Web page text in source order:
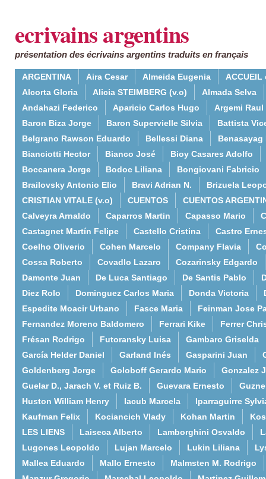
ecrivains argentins
présentation des écrivains argentins traduits en français
ARGENTINA Aira Cesar Almeida Eugenia
ACCUEIL
Alcorta Gloria
Alicia STEIMBERG (v.o)
Almada Selva
Andahazi Federico
Aparicio Carlos Hugo
Argemi Raul
Baron Biza Jorge
Baron Supervielle Silvia
Battista
Belgrano Rawson Eduardo
Bellessi Diana
Benasayag
Bianciotti Hector
Bianco José
Bioy Casares Adolfo
Boccanera Jorge
Bodoc Liliana
Bongiovani Fabricio
Brailovsky Antonio Elio
Bravi Adrian N.
Brizuela
CRISTIAN VITALE (v.o)
CUENTOS
CUENTOS
Calveyra Arnaldo
Caparros Martin Capasso Mario
Castagnet Martín Felipe
Castello Cristina
Castro
Coelho Oliverio
Cohen Marcelo Company Flavia
Cossa Roberto
Covadlo Lazaro
Cozarinsky Edgardo
Damonte Juan
De Luca Santiago De Santis Pablo
Diez Rolo
Dominguez Carlos Maria Donda Victoria
Espedite Moacir Urbano
Fasce Maria
Feinman Jose
Fernandez Moreno Baldomero
Ferrari Kike
Ferrer
Frésan Rodrigo
Futoransky Luisa
Gambaro Griselda
García Helder Daniel
Garland Inés Gasparini Juan
Goldenberg Jorge
Goloboff Gerardo Mario
Gonzalez
Guelar D., Jarach V. et Ruiz B.
Guevara Ernesto
Huston William Henry
Iacub Marcela
Iparraguirre
Kaufman Felix
Kociancich Vlady Kohan Martin
LES LIENS
Laiseca Alberto Lamborghini Osvaldo
Lugones Leopoldo
Lujan Marcelo Lukin Liliana
Mallea Eduardo
Mallo Ernesto
Malmsten M. Rodrigo